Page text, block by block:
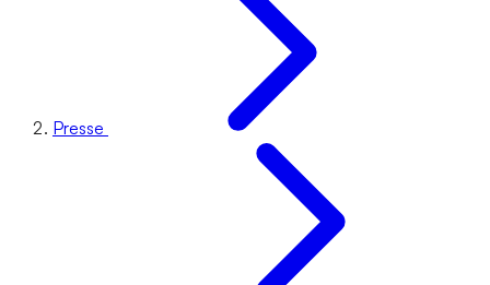
Presse